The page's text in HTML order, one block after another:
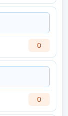
0
0